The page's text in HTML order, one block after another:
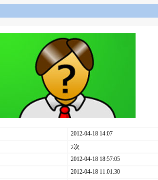
2012-04-18 14:07
2次
2012-04-18 18:57:05
2012-04-18 11:01:30